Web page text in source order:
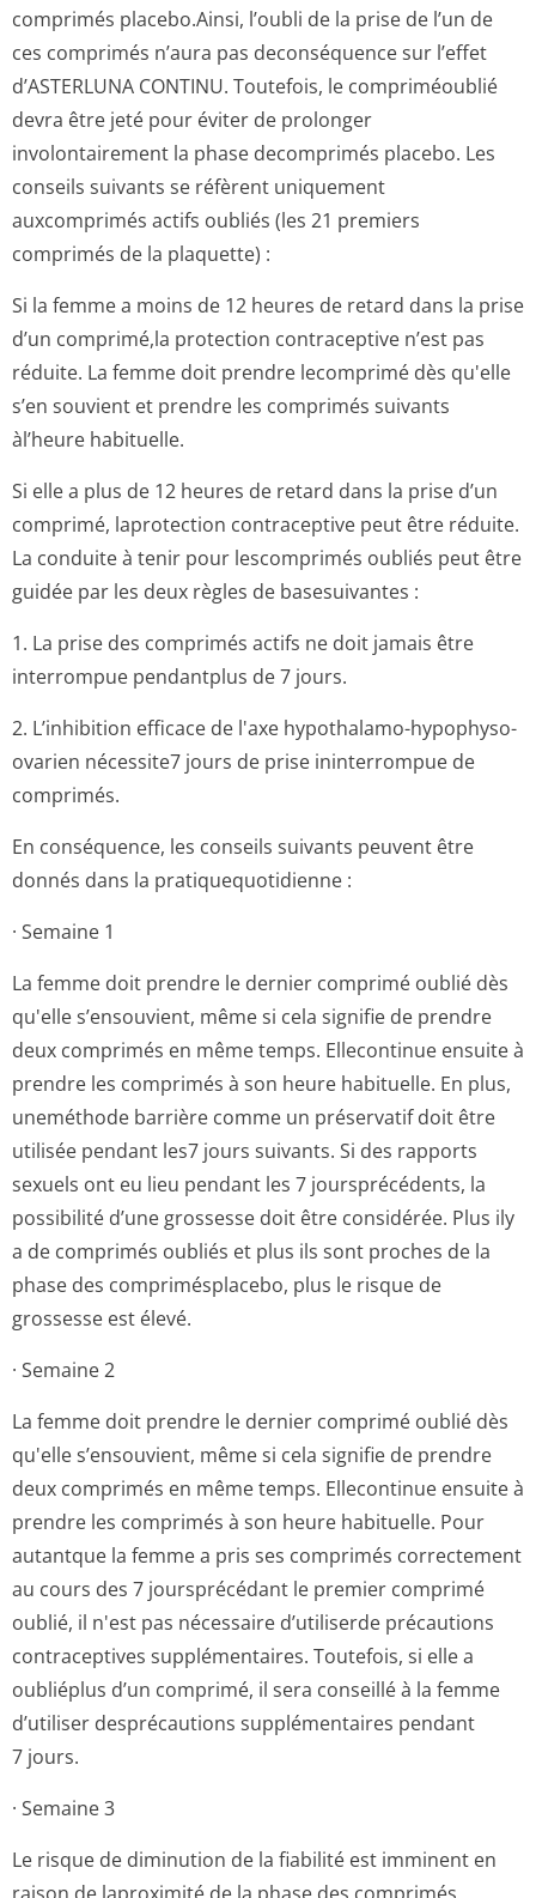
comprimés placebo.Ainsi, l’oubli de la prise de l’un de
ces comprimés n’aura pas deconséquence sur l’effet
d’ASTERLUNA CONTINU. Toutefois, le compriméoublié
devra être jeté pour éviter de prolonger
involontairement la phase decomprimés placebo. Les
conseils suivants se réfèrent uniquement
auxcomprimés actifs oubliés (les 21 premiers
comprimés de la plaquette) :
Si la femme a moins de 12 heures de retard dans la prise
d’un comprimé,la protection contraceptive n’est pas
réduite. La femme doit prendre lecomprimé dès qu'elle
s’en souvient et prendre les comprimés suivants
àl’heure habituelle.
Si elle a plus de 12 heures de retard dans la prise d’un
comprimé, laprotection contraceptive peut être réduite.
La conduite à tenir pour lescomprimés oubliés peut être
guidée par les deux règles de basesuivantes :
1. La prise des comprimés actifs ne doit jamais être
interrompue pendantplus de 7 jours.
2. L’inhibition efficace de l'axe hypothalamo-hypophyso-
ovarien nécessite7 jours de prise ininterrompue de
comprimés.
En conséquence, les conseils suivants peuvent être
donnés dans la pratiquequoti­dienne :
· Semaine 1
La femme doit prendre le dernier comprimé oublié dès
qu'elle s’ensouvient, même si cela signifie de prendre
deux comprimés en même temps. Ellecontinue ensuite à
prendre les comprimés à son heure habituelle. En plus,
uneméthode barrière comme un préservatif doit être
utilisée pendant les7 jours suivants. Si des rapports
sexuels ont eu lieu pendant les 7 joursprécédents, la
possibilité d’une grossesse doit être considérée. Plus ily
a de comprimés oubliés et plus ils sont proches de la
phase des comprimésplacebo, plus le risque de
grossesse est élevé.
· Semaine 2
La femme doit prendre le dernier comprimé oublié dès
qu'elle s’ensouvient, même si cela signifie de prendre
deux comprimés en même temps. Ellecontinue ensuite à
prendre les comprimés à son heure habituelle. Pour
autantque la femme a pris ses comprimés correctement
au cours des 7 joursprécédant le premier comprimé
oublié, il n'est pas nécessaire d’utiliserde précautions
contraceptives supplémentaires. Toutefois, si elle a
oubliéplus d’un comprimé, il sera conseillé à la femme
d’utiliser desprécautions supplémentaires pendant
7 jours.
· Semaine 3
Le risque de diminution de la fiabilité est imminent en